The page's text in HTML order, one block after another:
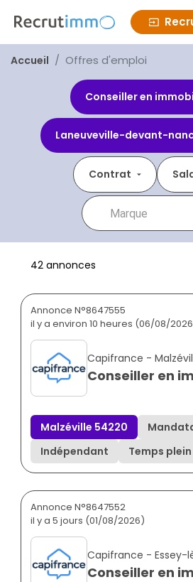
Accueil Offres d'emploi
Conseiller en
Laneuveville-devant-
Contrat
42 annonces
Annonce N°8647555
il y a environ 10 heures (06/08/
Capifrance -
Conseiller en
Malzéville 54220
Indépendant
Temps plein
Annonce N°8647552
il y a 5 jours (01/08/2026)
Capifrance - Essey-
Conseiller en